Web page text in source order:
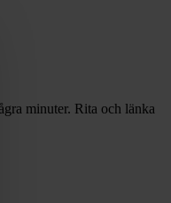
minuter. Rita och länka